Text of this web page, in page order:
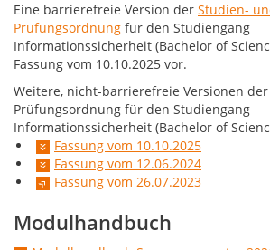
Eine barrierefreie Version der Studien-
Prüfungsordnung für den Studiengang
Informationssicherheit (Bachelor of
Fassung vom 10.10.2025 vor.
Weitere, nicht-barrierefreie Versionen
Prüfungsordnung für den Studiengang
Informationssicherheit (Bachelor of
Fassung vom 10.10.2025
Fassung vom 12.06.2024
Fassung vom 26.07.2023
Modulhandbuch